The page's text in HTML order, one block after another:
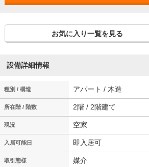
お気に入り一覧を見る
設備詳細情報
種別 / 構造 アパート / 木造
所在階 / 階数 2階 / 2階建て
現況 空家
入居可能日 即入居可
取引態様 媒介